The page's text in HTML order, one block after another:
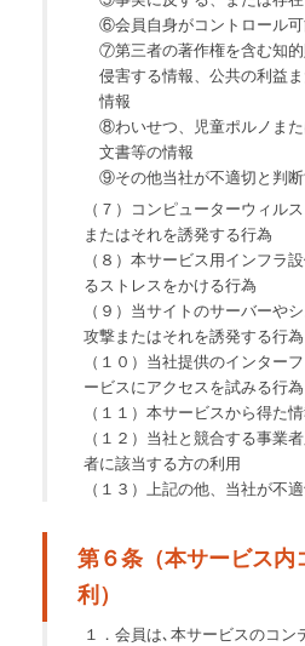
⑥会員自身がコントロール
⑦第三者の著作権を含む知
侵害する情報、公共の利益
情報
⑧わいせつ、児童ポルノまた
文書等の情報
⑨その他当社が不適切と判
（７）コンピューターウィル
またはそれを誘発する行為
（８）本サービス用インフラ
るストレスをかける行為
（９）当サイトのサーバーや
攻撃またはそれを誘発する行為
（１０）当社提供のインター
ービスにアクセスを試みる行為
（１１）本サービスから得た
（１２）当社と競合する事業
者に該当する方の利用
（１３）上記の他、当社が不
第６条（本サービス内
利）
１．会員は､本サービスのコン